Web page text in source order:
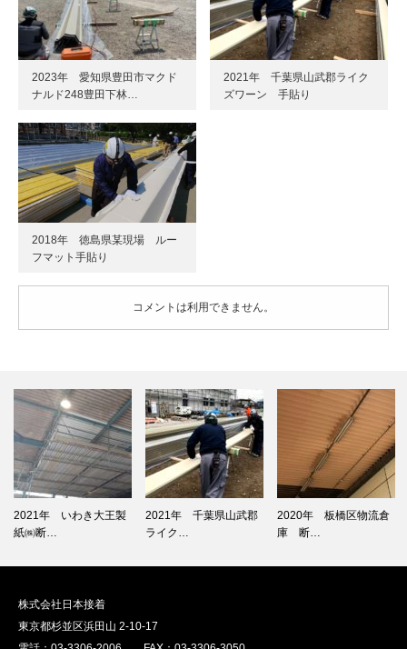
2023年 愛知県豊田市マクド
ナルド248豊田下林…
2021年 千葉県山武郡ライク
ズワーン 手貼り
2018年 徳島県某現場 ルー
フマット手貼り
コメントは利用できません。
2021年 いわき大王製
紙㈱断…
2021年 千葉県山武郡
ライク…
2020年 板橋区物流倉
庫 断…
株式会社日本接着
東京都杉並区浜田山 2-10-17